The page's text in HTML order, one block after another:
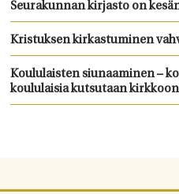
Seurakunnan kirjasto on
Kristuksen kirkastuminen
Koululaisten siunaaminen –
koululaisia kutsutaan